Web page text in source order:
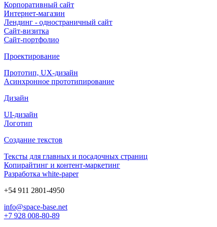
Корпоративный сайт
Интернет-магазин
Лендинг - одностраничный сайт
Сайт-визитка
Сайт-портфолио
Проектирование
Прототип, UX-дизайн
Асинхронное прототипирование
Дизайн
UI-дизайн
Логотип
Создание текстов
Тексты для главных и посадочных страниц
Копирайтинг и контент-маркетинг
Разработка white-paper
+54 911 2801-4950
info@space-base.net
+7 928 008-80-89